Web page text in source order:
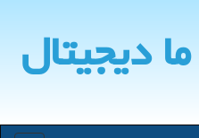
ما دیجیتال